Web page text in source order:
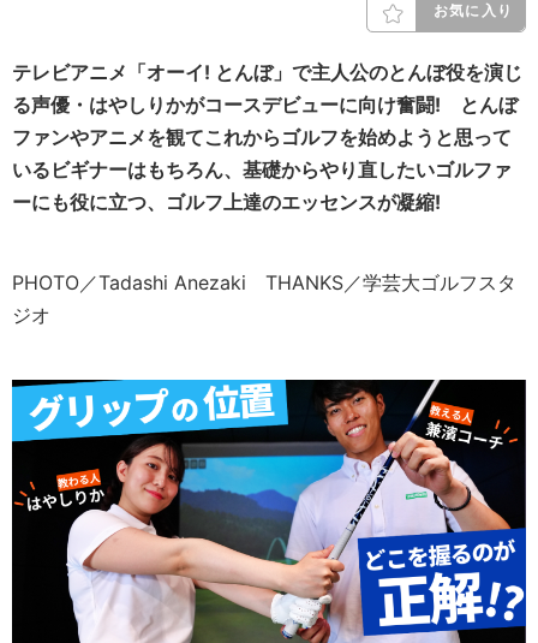
お気に入り
テレビアニメ「オーイ! とんぼ」で主人公のとんぼ役を演じ
る声優・はやしりかがコースデビューに向け奮闘! とんぼ
ファンやアニメを観てこれからゴルフを始めようと思って
いるビギナーはもちろん、基礎からやり直したいゴルファ
ーにも役に立つ、ゴルフ上達のエッセンスが凝縮!
PHOTO／Tadashi Anezaki THANKS／学芸大ゴルフスタ
ジオ